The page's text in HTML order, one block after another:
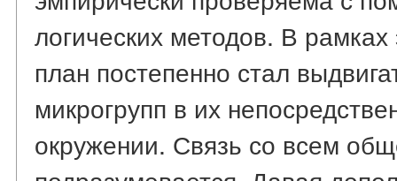
логических методов. В
план постепенно стал
микрогрупп в их
окружении. Связь со всем